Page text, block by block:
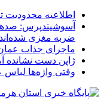
اطلاعیه محدودیت
آسوشیتدپرس:
ضربه مغزی شده‌اند
ماجرای جذاب
ژاپن دست نشانده
وقتی واژه‌ها